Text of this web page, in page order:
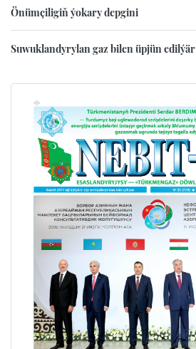
Önümçiligiň ýokary depgini
Suwuklandyrylan gaz bilen üpjün edilýär